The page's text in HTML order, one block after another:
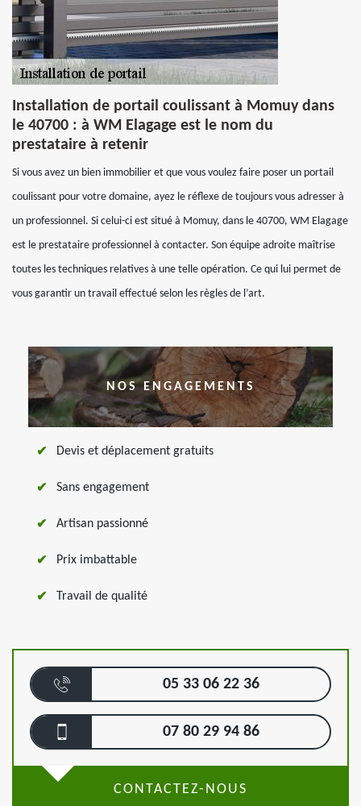
Installation de portail coulissant à Momuy dans
le 40700 : à WM Elagage est le nom du
prestataire à retenir
Si vous avez un bien immobilier et que vous voulez faire poser un portail
coulissant pour votre domaine, ayez le réflexe de toujours vous adresser à
un professionnel. Si celui-ci est situé à Momuy, dans le 40700, WM Elagage
est le prestataire professionnel à contacter. Son équipe adroite maîtrise
toutes les techniques relatives à une telle opération. Ce qui lui permet de
vous garantir un travail effectué selon les règles de l’art.
NOS ENGAGEMENTS
Devis et déplacement gratuits
Sans engagement
Artisan passionné
Prix imbattable
Travail de qualité
05 33 06 22 36
07 80 29 94 86
CONTACTEZ-NOUS